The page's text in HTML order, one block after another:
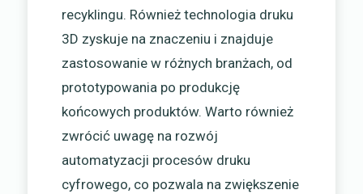
recyklingu. Również technologia druku
3D zyskuje na znaczeniu i znajduje
zastosowanie w różnych branżach, od
prototypowania po produkcję
końcowych produktów. Warto również
zwrócić uwagę na rozwój
automatyzacji procesów druku
cyfrowego, co pozwala na zwiększenie